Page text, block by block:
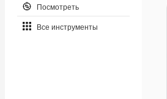
Посмотреть
Все инструменты